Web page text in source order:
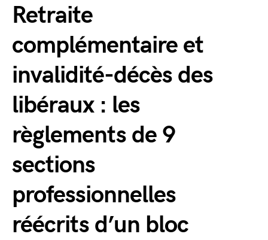
Retraite
complémentaire et
invalidité-décès des
libéraux : les
règlements de 9
sections
professionnelles
réécrits d’un bloc